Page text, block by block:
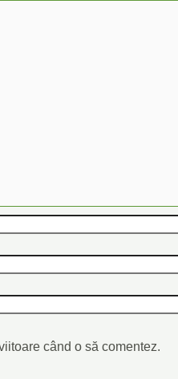
când o să comentez.